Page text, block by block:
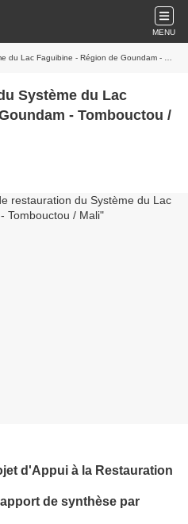
MENU
- Région de Goundam - Tombouctou / Mali
Système du Lac
- Tombouctou /
d'Appui à la Restauration
de synthèse par